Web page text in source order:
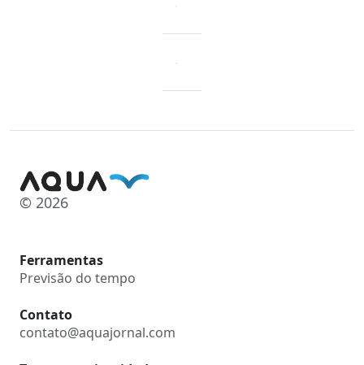
© 2026
Ferramentas
Previsão do tempo
Contato
contato@aquajornal.com